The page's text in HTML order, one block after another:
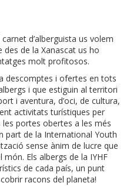
d’alberguista us volem
des de la Xanascat us ho
molt profitosos.
descomptes i ofertes en tots
i que estiguin al territori
i aventura, d’oci, de cultura,
activitats turístiques per
portes obertes a les més
part de la International Youth
sense ànim de lucre que
món. Els albergs de la IYHF
de cada país, un punt
racons del planeta!